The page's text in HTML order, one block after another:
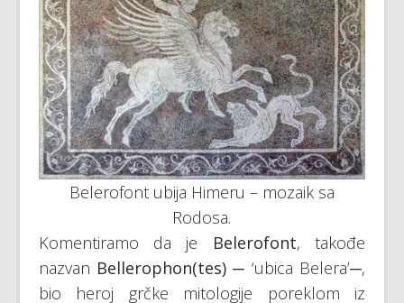
Belerofont ubija Himeru – mozaik sa
Rodosa.
Komentiramo da je Belerofont, takođe
nazvan Bellerophon(tes) ─ ‘ubica Belera’─,
bio heroj grčke mitologije poreklom iz